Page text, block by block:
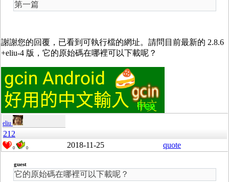
第一篇
謝謝您的回覆，已看到可執行檔的網址。請問目前最新的 2.8.6
+eliu-4 版，它的原始碼在哪裡可以下載呢？
eliu
212
0 0 2018-11-25 quote
guest
它的原始碼在哪裡可以下載呢？